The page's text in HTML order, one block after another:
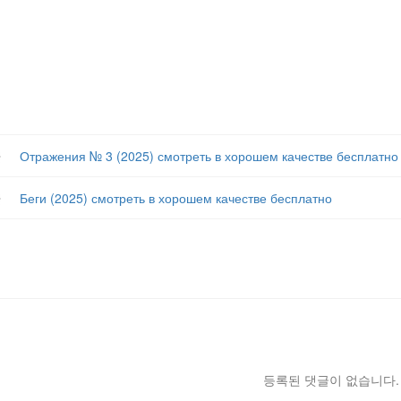
Отражения № 3 (2025) смотреть в хорошем качестве бесплатно
Беги (2025) смотреть в хорошем качестве бесплатно
등록된 댓글이 없습니다.